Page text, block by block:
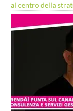
al centro della